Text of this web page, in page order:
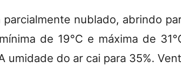
parcialmente nublado, abrindo
de 19°C e máxima de
umidade do ar cai para 35%.